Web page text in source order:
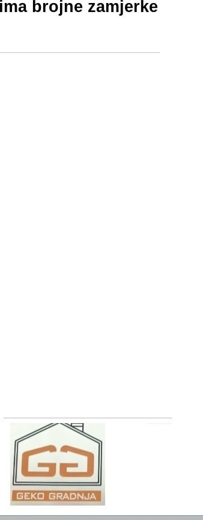
brojne zamjerke